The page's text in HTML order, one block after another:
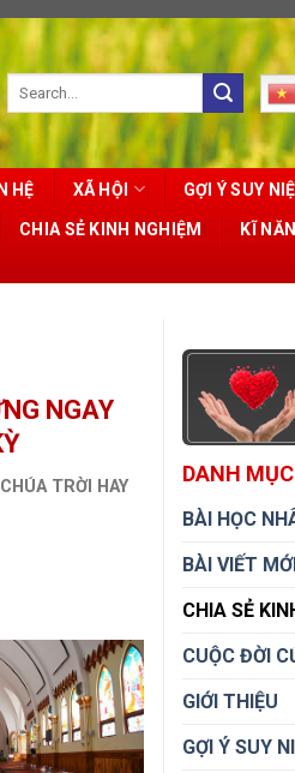
HỆ XÃ HỘI GỢI Ý SUY
CHIA SẺ KINH NGHIỆM
KĨ
NGAY
TRỜI HAY
DANH MỤC
BÀI HỌC
BÀI VIẾT
CHIA SẺ
CUỘC ĐỜI
GIỚI THIỆU
GỢI Ý SUY